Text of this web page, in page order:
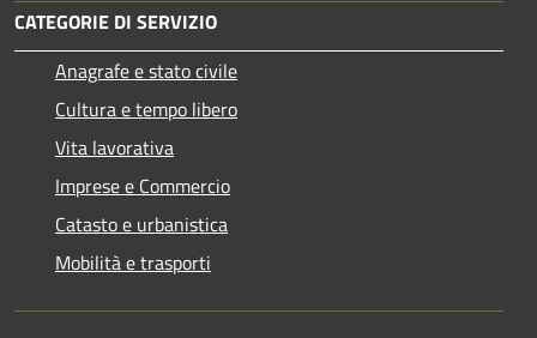
CATEGORIE DI SERVIZIO
Anagrafe e stato civile
Cultura e tempo libero
Vita lavorativa
Imprese e Commercio
Catasto e urbanistica
Mobilità e trasporti